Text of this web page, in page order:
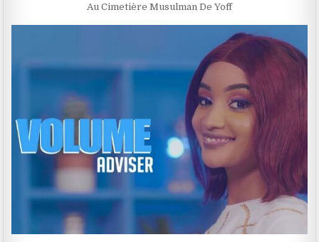
Au Cimetière Musulman De Yoff